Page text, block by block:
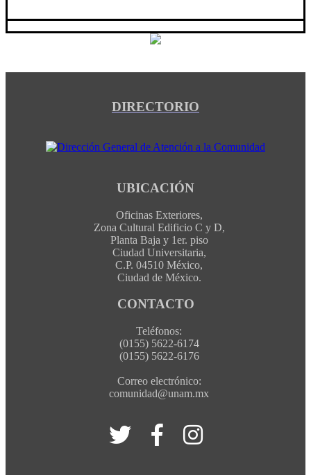
DIRECTORIO
UBICACIÓN
Oficinas Exteriores,
Zona Cultural Edificio C y D,
Planta Baja y 1er. piso
Ciudad Universitaria,
C.P. 04510 México,
Ciudad de México.
CONTACTO
Teléfonos:
(0155) 5622-6174
(0155) 5622-6176
Correo electrónico:
comunidad@unam.mx